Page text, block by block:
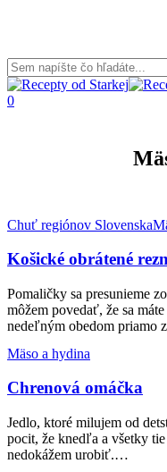
content
Close
Search
search
0
Košické
rezne
Chuť regiónov Slovenska
Košické obrátené
Pomaličky sa presunieme
môžem povedať, že sa
nedeľným obedom priamo
Chrenová
Mäso a hydina
Chrenová omáčka
Jedlo, ktoré milujem od
pocit, že knedľa a všetky
nedokážem urobiť.…